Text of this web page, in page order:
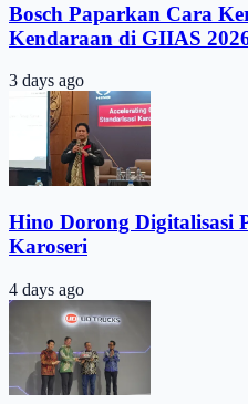
Bosch Paparkan Cara
Kendaraan di GIIAS
3 days ago
Hino Dorong Digitalisasi
Karoseri
4 days ago